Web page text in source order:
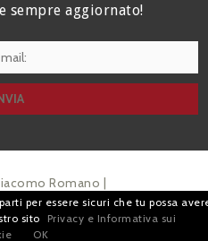
sempre aggiornato!
Romano |
- 00186 Roma | P.I.
per essere sicuri che tu possa
sito
Privacy e Informativa sui
OK